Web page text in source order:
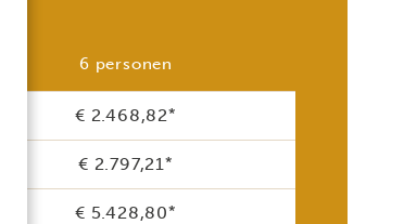
6 personen
€ 2.468,82*
€ 2.797,21*
€ 5.428,80*